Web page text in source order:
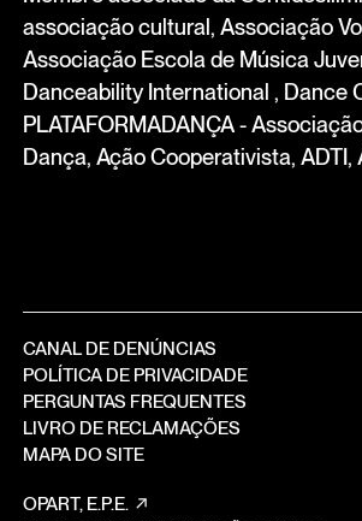
associação cultural, Associação
Associação Escola de Música
Danceability International , Dance
PLATAFORMADANÇA -
Dança, Ação Cooperativista, ADTI,
CANAL DE DENÚNCIAS
POLÍTICA DE PRIVACIDADE
PERGUNTAS FREQUENTES
LIVRO DE RECLAMAÇÕES
MAPA DO SITE
OPART, E.P.E.